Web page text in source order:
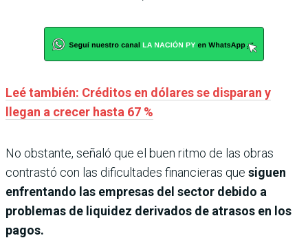
Leé también: Créditos en dólares se disparan y
llegan a crecer hasta 67 %
No obstante, señaló que el buen ritmo de las obras
contrastó con las dificultades financieras que siguen
enfrentando las empresas del sector debido a
problemas de liquidez derivados de atrasos en los
pagos.